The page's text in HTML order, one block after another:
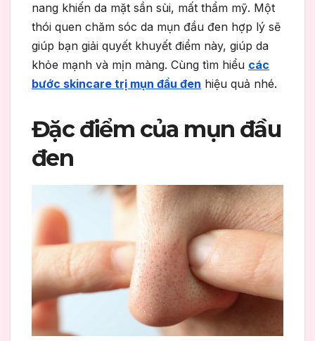
nang khiến da mặt sần sùi, mất thẩm mỹ. Một
thói quen chăm sóc da mụn đầu đen hợp lý sẽ
giúp bạn giải quyết khuyết điểm này, giúp da
khỏe mạnh và mịn màng. Cùng tìm hiểu các
bước skincare trị mụn đầu đen hiệu quả nhé.
Đặc điểm của mụn đầu
đen